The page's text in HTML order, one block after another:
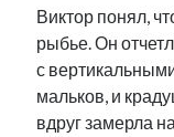
Виктор понял,
рыбье. Он
с
мальков, и
вдруг замерла